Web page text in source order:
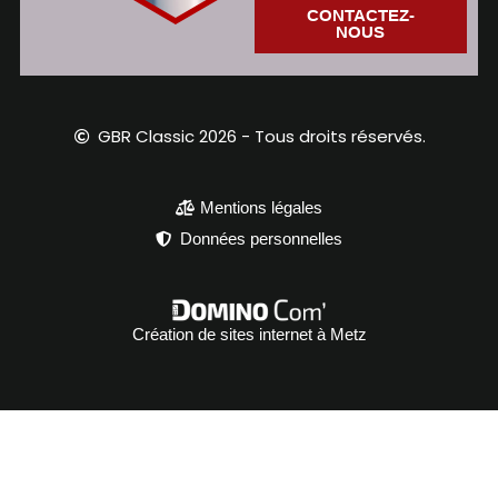
CONTACTEZ-
NOUS
Mentions légales
Données personnelles
GBR Classic 2026 - Tous droits réservés.
Création de sites internet à Metz